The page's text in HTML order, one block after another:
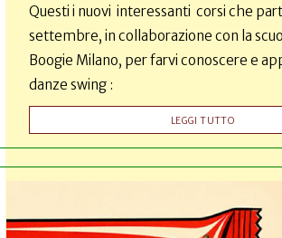
Questi i nuovi interessanti corsi che
settembre, in collaborazione con la
Boogie Milano, per farvi conoscere e
danze swing :
LEGGI TUTTO